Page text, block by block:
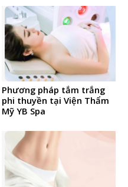
Phương pháp tắm trắng
phi thuyền tại Viện Thẩm
Mỹ YB Spa